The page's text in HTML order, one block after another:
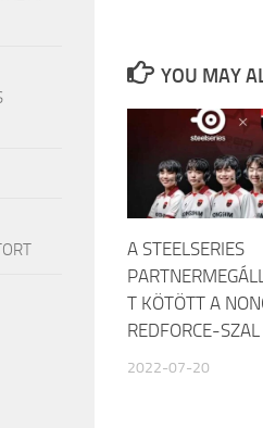
YOU MAY
A STEELSERIES
T KÖTÖTT A
REDFORCE-SZAL
2022-07-20